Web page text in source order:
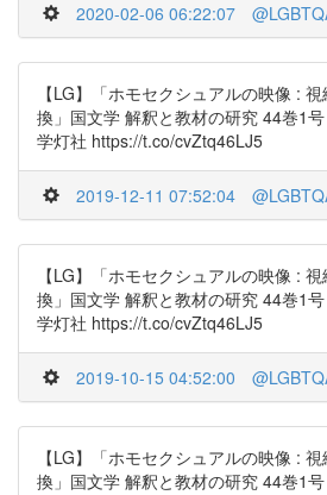
2020-02-06 06:22:07
【LG】「ホモセクシュアルの映像 :
換」国文学 解釈と教材の研究 44巻1
学灯社 https://t.co/cvZtq46LJ5
2019-12-11 07:52:04
【LG】「ホモセクシュアルの映像 :
換」国文学 解釈と教材の研究 44巻1
学灯社 https://t.co/cvZtq46LJ5
2019-10-15 04:52:00
【LG】「ホモセクシュアルの映像 :
換」国文学 解釈と教材の研究 44巻1